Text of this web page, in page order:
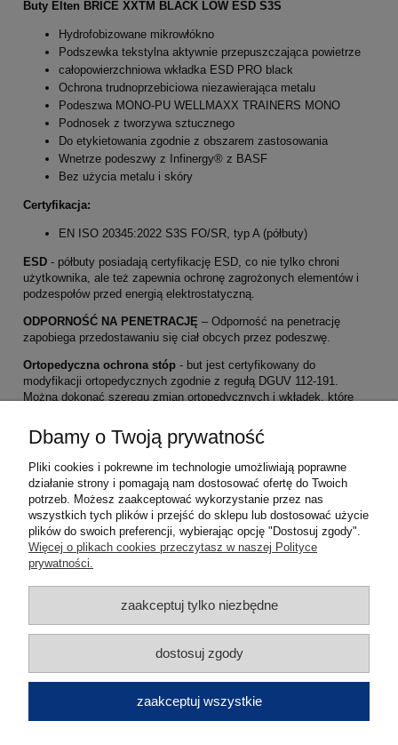
Buty Elten BRICE XXTM BLACK LOW ESD S3S
Hydrofobizowane mikrowłókno
Podszewka tekstylna aktywnie przepuszczająca powietrze
całopowierzchniowa wkładka ESD PRO black
Ochrona trudnoprzebiciowa niezawierająca metalu
Podeszwa MONO-PU WELLMAXX TRAINERS MONO
Podnosek z tworzywa sztucznego
Do etykietowania zgodnie z obszarem zastosowania
Wnetrze podeszwy z Infinergy® z BASF
Bez użycia metalu i skóry
Certyfikacja:
EN ISO 20345:2022 S3S FO/SR, typ A (półbuty)
ESD - półbuty posiadają certyfikację ESD, co nie tylko chroni
użytkownika, ale też zapewnia ochronę zagrożonych elementów i
podzespołów przed energią elektrostatyczną.
ODPORNOŚĆ NA PENETRACJĘ – Odporność na penetrację
zapobiega przedostawaniu się ciał obcych przez podeszwę.
Ortopedyczna ochrona stóp - but jest certyfikowany do
modyfikacji ortopedycznych zgodnie z regułą DGUV 112-191.
Można dokonać szeregu zmian ortopedycznych i wkładek, które
Wnętrze podeszwy z Infinergy® z BASF-rewolucyjny rdzeń
ekspandowanego poliuretanu zapewnia zupełnie nowe uczucie
chodzenia z technologią Wellmaxx - doskonały system amortyzacji
w obuwiu.
Pomoc
Moje konto
Płatności i dostawa
Informacje
Dbamy o Twoją prywatność
Pliki cookies i pokrewne im technologie umożliwiają poprawne
działanie strony i pomagają nam dostosować ofertę do Twoich
potrzeb. Możesz zaakceptować wykorzystanie przez nas
wszystkich tych plików i przejść do sklepu lub dostosować użycie
plików do swoich preferencji, wybierając opcję "Dostosuj zgody".
Więcej o plikach cookies przeczytasz w naszej Polityce
prywatności.
zaakceptuj tylko niezbędne
dostosuj zgody
zaakceptuj wszystkie